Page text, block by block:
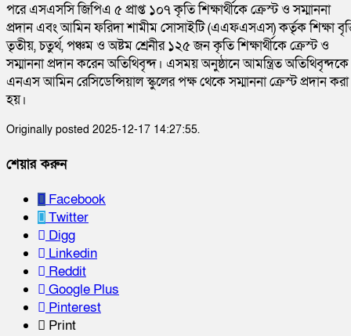
‎পরে এসএসসি জিপিএ ৫ প্রাপ্ত ১০৭ কৃতি শিক্ষার্থীকে ক্রেস্ট ও সম্মাননা
প্রদান এবং আমিন ফরিদা শামীম সোসাইটি (এএফএসএস) কর্তৃক শিক্ষা
তৃতীয়, চতুর্থ, পঞ্চম ও অষ্টম শ্রেনীর ১২৫ জন কৃতি শিক্ষার্থীকে ক্রেস্ট ও
সম্মাননা প্রদান করেন অতিথিবৃন্দ। এসময় অনুষ্ঠানে আমন্ত্রিত অতিথিবৃন্দকে
এনএস আমিন রেসিডেন্সিয়াল স্কুলের পক্ষ থেকে সম্মাননা ক্রেস্ট প্রদান করা
হয়।
Originally posted 2025-12-17 14:27:55.
শেয়ার করুন
Facebook
Twitter
Digg
Linkedin
Reddit
Google Plus
Pinterest
Print